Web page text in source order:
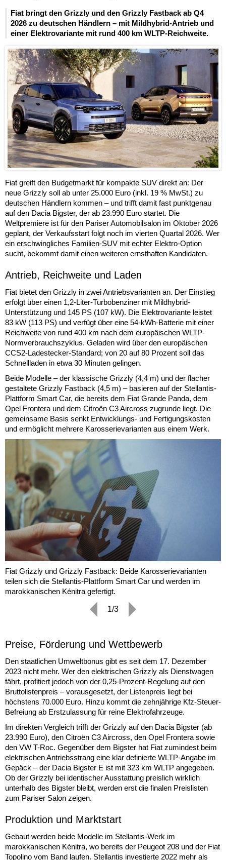
Fiat bringt den Grizzly und den Grizzly Fastback ab Q4
2026 zu deutschen Händlern – mit Mildhybrid-Antrieb und
einer Elektrovariante mit rund 400 km WLTP-Reichweite.
Fiat greift den Budgetmarkt für kompakte SUV direkt an: Der
neue Grizzly soll ab unter 25.000 Euro (inkl. 19 % MwSt.) zu
deutschen Händlern kommen – und trifft damit fast punktgenau
auf den Dacia Bigster, der ab 23.990 Euro startet. Die
Weltpremiere ist für den Pariser Automobilsalon im Oktober 2026
geplant, der Verkaufsstart folgt noch im vierten Quartal 2026. Wer
ein erschwingliches Familien-SUV mit echter Elektro-Option
sucht, bekommt damit einen weiteren ernsthaften Kandidaten.
Antrieb, Reichweite und Laden
Fiat bietet den Grizzly in zwei Antriebsvarianten an. Der Einstieg
erfolgt über einen 1,2-Liter-Turbobenziner mit Mildhybrid-
Unterstützung und 145 PS (107 kW). Die Elektrovariante leistet
83 kW (113 PS) und verfügt über eine 54-kWh-Batterie mit einer
Reichweite von rund 400 km nach dem europäischen WLTP-
Normverbrauchszyklus. Geladen wird über den europäischen
CCS2-Ladestecker-Standard; von 20 auf 80 Prozent soll das
Schnellladen in etwa 30 Minuten gelingen.
Beide Modelle – der klassische Grizzly (4,4 m) und der flacher
gestaltete Grizzly Fastback (4,5 m) – basieren auf der Stellantis-
Plattform Smart Car, die bereits dem Fiat Grande Panda, dem
Opel Frontera und dem Citroën C3 Aircross zugrunde liegt. Die
gemeinsame Basis senkt Entwicklungs- und Fertigungskosten
und ermöglicht mehrere Karosserievarianten aus einem Werk.
Fiat Grizzly und Grizzly Fastback: Beide Karosserievarianten
teilen sich die Stellantis-Plattform Smart Car und werden im
marokkanischen Kénitra gefertigt.
1/3
Preise, Förderung und Wettbewerb
Den staatlichen Umweltbonus gibt es seit dem 17. Dezember
2023 nicht mehr. Wer den elektrischen Grizzly als Dienstwagen
fährt, profitiert jedoch von der 0,25-Prozent-Regelung auf den
Bruttolistenpreis – vorausgesetzt, der Listenpreis liegt bei
höchstens 70.000 Euro. Hinzu kommt die zehnjährige Kfz-Steuer-
Befreiung ab Erstzulassung für reine Elektrofahrzeuge.
Im direkten Vergleich trifft der Grizzly auf den Dacia Bigster (ab
23.990 Euro), den Citroën C3 Aircross, den Opel Frontera sowie
den VW T-Roc. Gegenüber dem Bigster hat Fiat zumindest beim
elektrischen Antriebsstrang eine klar definierte WLTP-Angabe im
Gepäck – der Dacia Bigster E ist mit 323 km WLTP angegeben.
Ob der Grizzly bei identischer Ausstattung preislich wirklich
unterhalb des Bigster bleibt, werden erst die finalen Preislisten
zum Pariser Salon zeigen.
Produktion und Marktstart
Gebaut werden beide Modelle im Stellantis-Werk im
marokkanischen Kénitra, wo bereits der Peugeot 208 und der Fiat
Topolino vom Band laufen. Stellantis investierte 2022 mehr als